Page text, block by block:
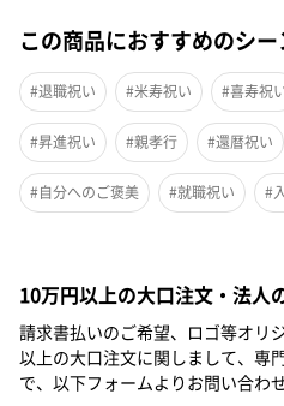
丁寧にデザインされたビーズが華
ラとした刺繍は華やかでプレゼン
ビーズ刺繍は全て職人の手作業で
2カラーからお選びいただけ
BROWN
この商品におすすめのシー
#退職祝い #米寿祝い #喜寿祝
#昇進祝い #親孝行 #還暦祝い
#自分へのご褒美 #就職祝い #
#女友達 #女性 #妻 #母親
#女子大学生 #妹 #姉 #娘
#親戚女性 #女子高校生 #10代
10万円以上の大口注文・法人
請求書払いのご希望、ロゴ等オリ
以上の大口注文に関しまして、専
で、以下フォームよりお問い合わ